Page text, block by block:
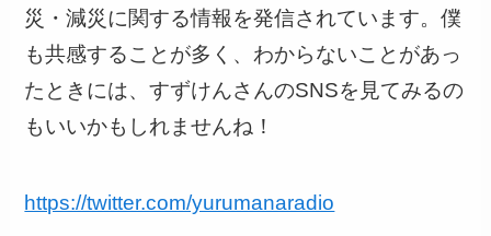
災・減災に関する情報を発信されています。僕
も共感することが多く、わからないことがあっ
たときには、すずけんさんのSNSを見てみるの
もいいかもしれませんね！
https://twitter.com/yurumanaradio